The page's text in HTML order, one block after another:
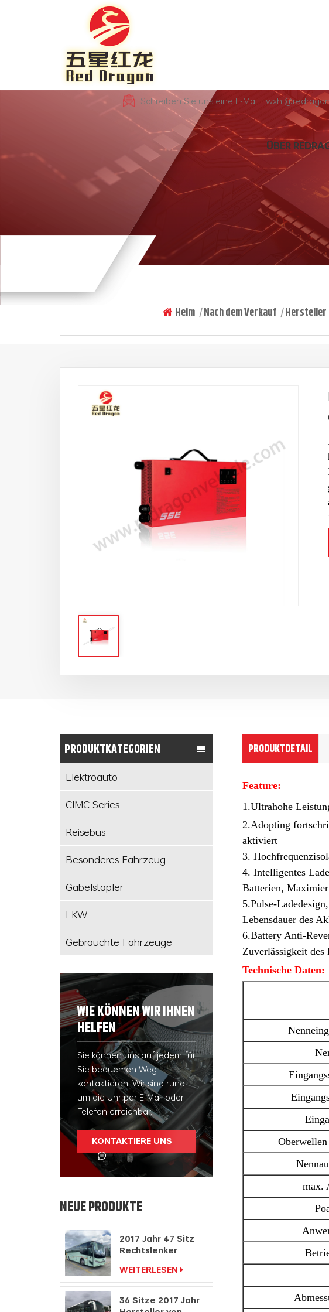
Schreiben Sie uns eine E-Mail :
ÜBER
Heim | Nach dem Verkauf | Hersteller
PRODUKTKATEGORIEN
Elektroauto
CIMC Series
Reisebus
Besonderes Fahrzeug
Gabelstapler
LKW
Gebrauchte Fahrzeuge
WIE KÖNNEN WIR IHNEN
HELFEN
Sie können uns auf jedem für
Sie bequemen Weg
kontaktieren. Wir sind rund
um die Uhr per E-Mail oder
Telefon erreichbar.
KONTAKTIERE UNS
NEUE PRODUKTE
2017 Jahr 47 Sitz
Rechtslenker
Dieselmotor Bus
WEITERLESEN
36 Sitze 2017 Jahr
PRODUKTDETAIL
Feature:
1.Ultrahohe
2.Adopting
aktiviert
3.
4. Intelligentes
Batterien,
5.Pulse-
Lebensdauer des
6.Battery Anti-
Zuverlässigkeit des
Technische Daten:
max.